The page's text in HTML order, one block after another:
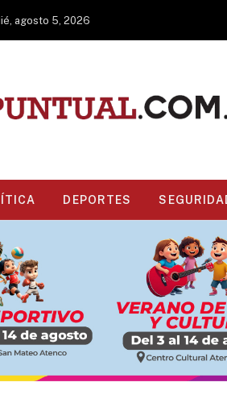
agosto 5, 2026
DEPORTES